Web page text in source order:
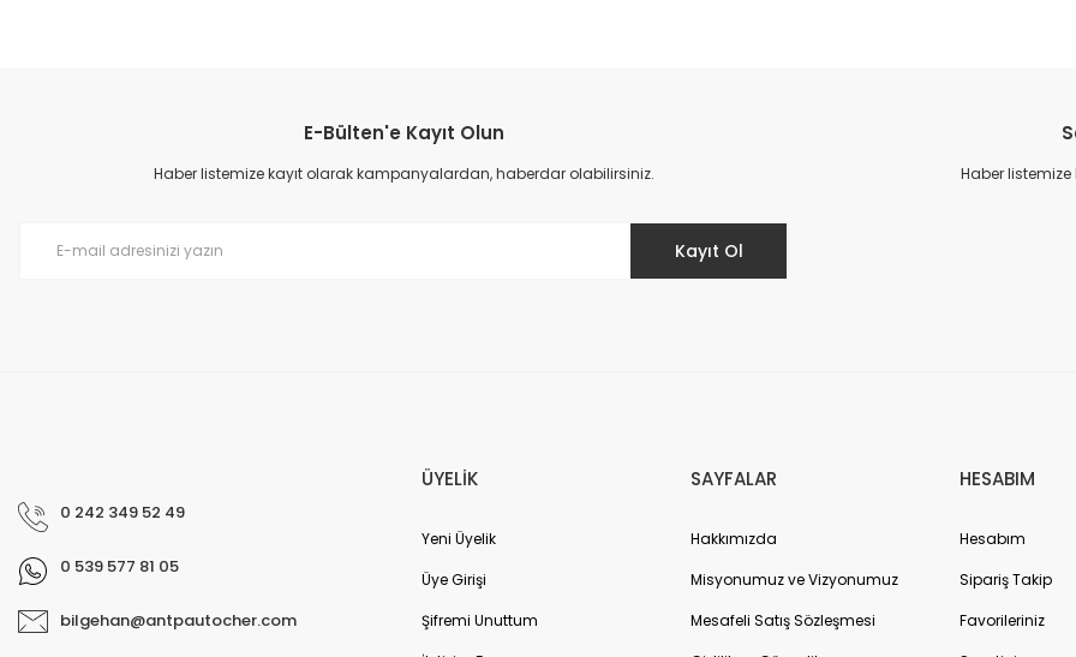
Ürün resmi kalitesiz, bozuk veya görüntülenemiyor.
Ürün açıklamasında eksik bilgiler bulunuyor.
E-Bülten'e Kayıt Olun
Haber listemize kayıt olarak kampanyalardan, haberdar olabilirsiniz.
Kayıt Ol
Haber
0 242 349 52 49
0 539 577 81 05
bilgehan@antpautocher.com
ÜYELİK
Yeni Üyelik
Üye Girişi
Şifremi Unuttum
SAYFALAR
Hakkımızda
Misyonumuz ve Vizyonumuz
Mesafeli Satış Sözleşmesi
HESABIM
Hesabım
Sipariş Takip
Favorileriniz